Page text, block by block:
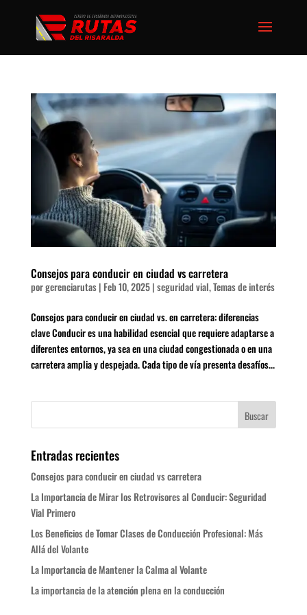
Consejos para conducir en ciudad vs carretera
porgerenciarutas| Feb 10, 2025|seguridad vial,Temas de interés
Consejos para conducir en ciudad vs. en carretera: diferencias
clave Conducir es una habilidad esencial que requiere adaptarse a
diferentes entornos, ya sea en una ciudad congestionada o en una
carretera amplia y despejada. Cada tipo de vía presenta desafíos...
Entradas recientes
Consejos para conducir en ciudad vs carretera
La Importancia de Mirar los Retrovisores al Conducir: Seguridad
Vial Primero
Los Beneficios de Tomar Clases de Conducción Profesional: Más
Allá del Volante
La Importancia de Mantener la Calma al Volante
La importancia de la atención plena en la conducción